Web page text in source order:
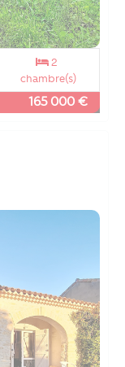
2
chambre(s)
165 000 €